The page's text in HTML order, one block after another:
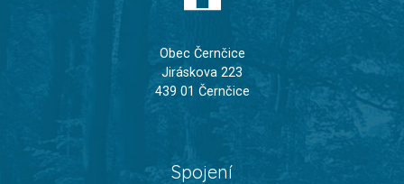
Obec Černčice
Jiráskova 223
439 01 Černčice
Spojení